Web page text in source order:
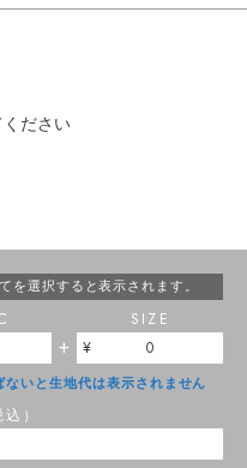
ださい
を選択すると表示されます。
いと生地代は表示されません
+
SIZE
0
）